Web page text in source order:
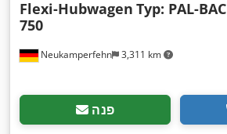
Neukamperfehn 3,311 km
Flexi-Hubwagen Typ: PAL-BAC
750
פנה